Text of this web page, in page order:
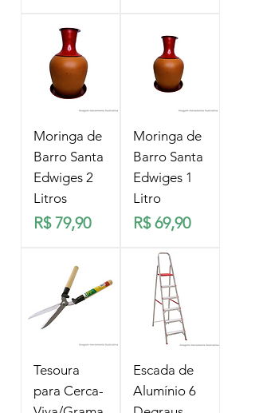
Moringa de
Barro Santa
Edwiges 2
Litros
Preço
R$ 79,90
Moringa de
Barro Santa
Edwiges 1
Litro
Preço
R$ 69,90
Tesoura
para Cerca-
Escada de
Alumínio 6